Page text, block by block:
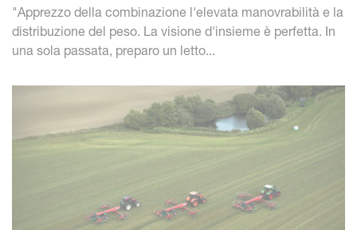
"Apprezzo della combinazione l'elevata manovrabilità e la
distribuzione del peso. La visione d'insieme è perfetta. In
una sola passata, preparo un letto...